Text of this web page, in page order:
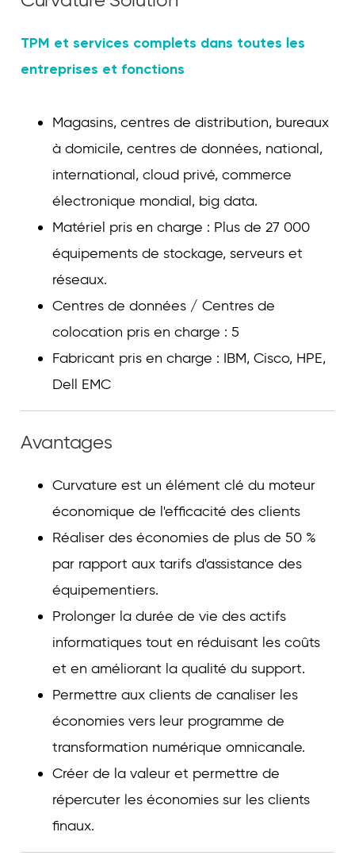
TPM et services complets dans toutes les
entreprises et fonctions
Magasins, centres de distribution, bureaux
à domicile, centres de données, national,
international, cloud privé, commerce
électronique mondial, big data.
Matériel pris en charge : Plus de 27 000
équipements de stockage, serveurs et
réseaux.
Centres de données / Centres de
colocation pris en charge : 5
Fabricant pris en charge : IBM, Cisco, HPE,
Dell EMC
Avantages
Curvature est un élément clé du moteur
économique de l'efficacité des clients
Réaliser des économies de plus de 50 %
par rapport aux tarifs d'assistance des
équipementiers.
Prolonger la durée de vie des actifs
informatiques tout en réduisant les coûts
et en améliorant la qualité du support.
Permettre aux clients de canaliser les
économies vers leur programme de
transformation numérique omnicanale.
Créer de la valeur et permettre de
répercuter les économies sur les clients
finaux.